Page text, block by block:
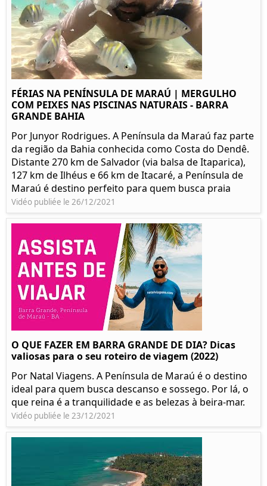
FÉRIAS NA PENÍNSULA DE MARAÚ | MERGULHO
COM PEIXES NAS PISCINAS NATURAIS - BARRA
GRANDE BAHIA
Por Junyor Rodrigues. A Península da Maraú faz parte
da região da Bahia conhecida como Costa do Dendê.
Distante 270 km de Salvador (via balsa de Itaparica),
127 km de Ilhéus e 66 km de Itacaré, a Península de
Maraú é destino perfeito para quem busca praia
Vidéo publiée le 26/12/2021
O QUE FAZER EM BARRA GRANDE DE DIA? Dicas
valiosas para o seu roteiro de viagem (2022)
Por Natal Viagens. A Península de Maraú é o destino
ideal para quem busca descanso e sossego. Por lá, o
que reina é a tranquilidade e as belezas à beira-mar.
Vidéo publiée le 23/12/2021